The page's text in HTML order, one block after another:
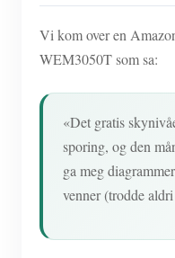
Vi kom over en
WEM3050T som sa:
«Det gratis
sporing, og den
ga meg
venner (trodde